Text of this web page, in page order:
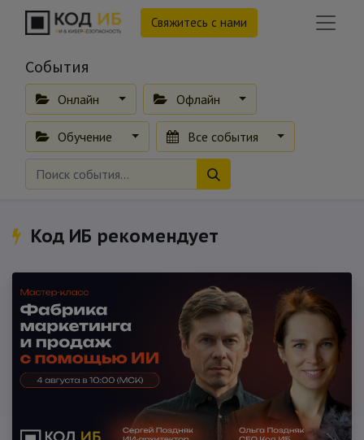
Свяжитесь с нами
События
Онлайн Офлайн
Обучение Все события
Код ИБ рекомендует